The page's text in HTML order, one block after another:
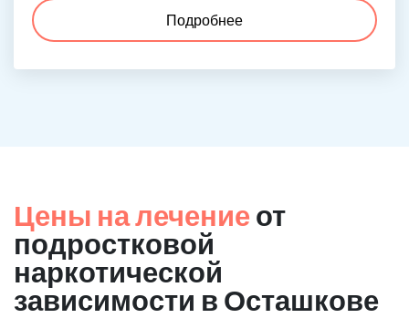
Подробнее
Цены на лечение от
подростковой
наркотической
зависимости в Осташкове